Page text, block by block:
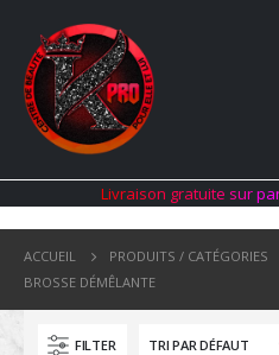
Livraison gratuite surpa
ACCUEIL PRODUITS / CATÉGORIES
BROSSE DÉMÊLANTE
FILTER